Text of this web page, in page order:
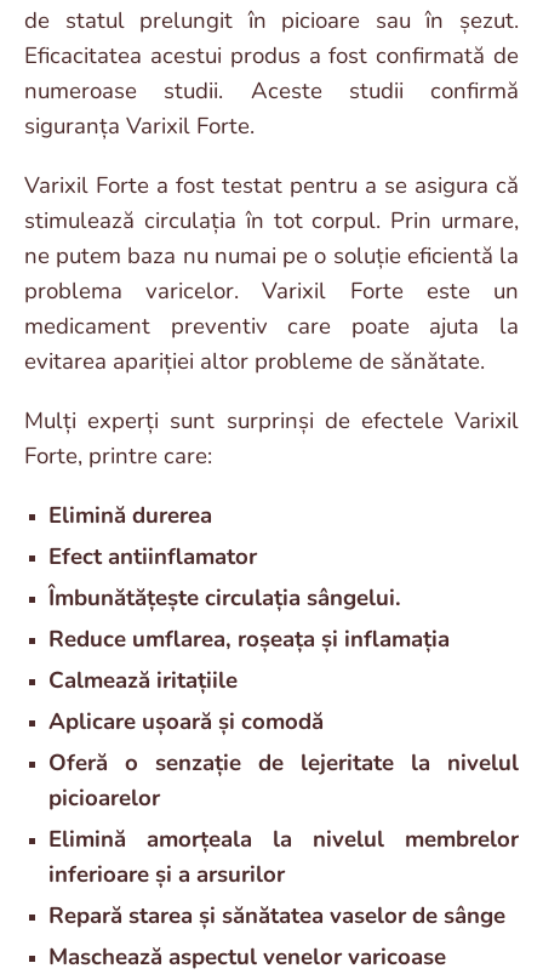
de statul prelungit în picioare sau în șezut.
Eficacitatea acestui produs a fost confirmată de
numeroase studii. Aceste studii confirmă
siguranța Varixil Forte.
Varixil Forte a fost testat pentru a se asigura că
stimulează circulația în tot corpul. Prin urmare,
ne putem baza nu numai pe o soluție eficientă la
problema varicelor. Varixil Forte este un
medicament preventiv care poate ajuta la
evitarea apariției altor probleme de sănătate.
Mulți experți sunt surprinși de efectele Varixil
Forte, printre care:
Elimină durerea
Efect antiinflamator
Îmbunătățește circulația sângelui.
Reduce umflarea, roșeața și inflamația
Calmează iritațiile
Aplicare ușoară și comodă
Oferă o senzație de lejeritate la nivelul
picioarelor
Elimină amorțeala la nivelul membrelor
inferioare și a arsurilor
Repară starea și sănătatea vaselor de sânge
Maschează aspectul venelor varicoase